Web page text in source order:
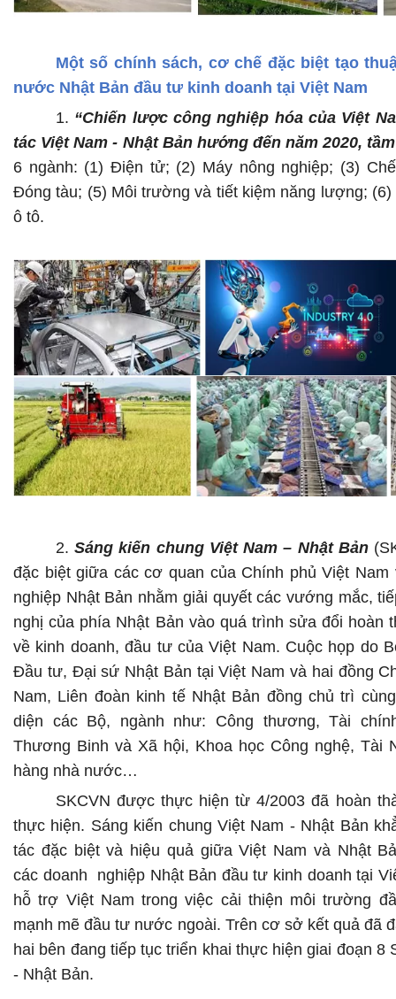
Một số chính sách, cơ chế đặc biệt tạo
nước Nhật Bản đầu tư kinh doanh tại Việt Nam
1. “Chiến lược công nghiệp hóa của Việt
tác Việt Nam - Nhật Bản hướng đến năm 2020,
6 ngành: (1) Điện tử; (2) Máy nông nghiệp; (3)
Đóng tàu; (5) Môi trường và tiết kiệm năng lượng; (6)
ô tô.
2. Sáng kiến chung Việt Nam – Nhật Bản
đặc biệt giữa các cơ quan của Chính phủ Việt Nam
nghiệp Nhật Bản nhằm giải quyết các vướng mắc,
nghị của phía Nhật Bản vào quá trình sửa đổi hoàn
về kinh doanh, đầu tư của Việt Nam. Cuộc họp do
Đầu tư, Đại sứ Nhật Bản tại Việt Nam và hai đồng
Nam, Liên đoàn kinh tế Nhật Bản đồng chủ trì
diện các Bộ, ngành như: Công thương, Tài
Thương Binh và Xã hội, Khoa học Công nghệ, Tài
hàng nhà nước…
SKCVN được thực hiện từ 4/2003 đã hoàn
thực hiện. Sáng kiến chung Việt Nam - Nhật Bản
tác đặc biệt và hiệu quả giữa Việt Nam và Nhật
các doanh nghiệp Nhật Bản đầu tư kinh doanh tại
hỗ trợ Việt Nam trong việc cải thiện môi trường
mạnh mẽ đầu tư nước ngoài. Trên cơ sở kết quả đã
hai bên đang tiếp tục triển khai thực hiện giai đoạn 8
- Nhật Bản.